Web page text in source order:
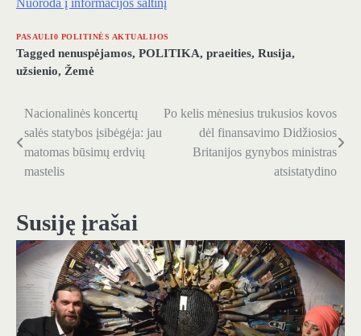
PASAULI0 POLITINĖS AKTUALIJOS
Tagged nenuspėjamos, POLITIKA, praeities, Rusija,
užsienio, Žemė
Navigacija
tarp
įrašų
Nacionalinės koncertų
salės statybos įsibėgėja: jau
matomas būsimų erdvių
mastelis
Po kelis mėnesius trukusios kovos
dėl finansavimo Didžiosios
Britanijos gynybos ministras
atsistatydino
Susiję įrašai